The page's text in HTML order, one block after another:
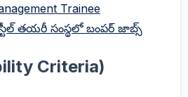
Trainee
తయరీ సంస్థలో బంపర్ జాబ్స్
Criteria)